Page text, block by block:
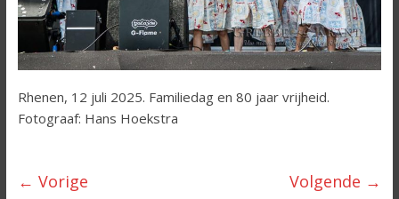
Rhenen, 12 juli 2025. Familiedag en 80 jaar vrijheid.
Fotograaf: Hans Hoekstra
← Vorige Volgende →